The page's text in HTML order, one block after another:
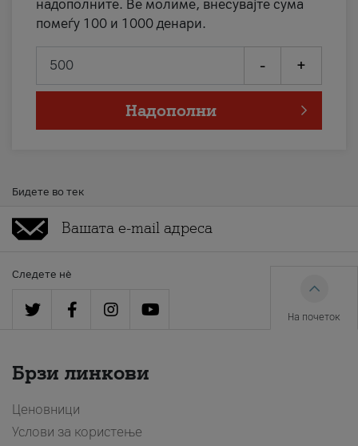
надополните. Ве молиме, внесувајте сума
помеѓу 100 и 1000 денари.
- +
Надополни
Бидете во тек
Следете нè
На почеток
Брзи линкови
Ценовници
Услови за користење